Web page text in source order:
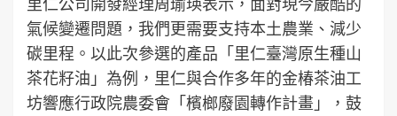
氣候變遷問題，我們更需要支持本土農業、減少
碳里程。以此次參選的產品「里仁臺灣原生種山
茶花籽油」為例，里仁與合作多年的金椿茶油工
坊響應行政院農委會「檳榔廢園轉作計畫」，鼓